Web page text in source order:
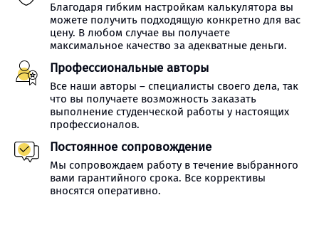
Благодаря гибким настройкам калькулятора вы
можете получить подходящую конкретно для вас
цену. В любом случае вы получаете
максимальное качество за адекватные деньги.
Профессиональные авторы
Все наши авторы – специалисты своего дела, так
что вы получаете возможность заказать
выполнение студенческой работы у настоящих
профессионалов.
Постоянное сопровождение
Мы сопровождаем работу в течение выбранного
вами гарантийного срока. Все коррективы
вносятся оперативно.